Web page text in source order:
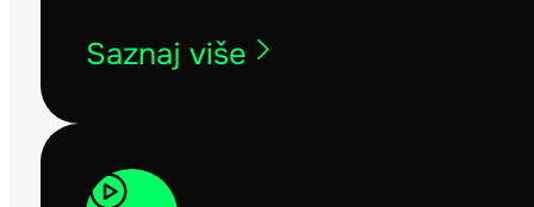
Saznaj više